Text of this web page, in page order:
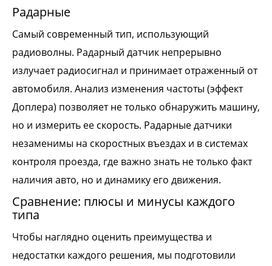
Радарные
Самый современный тип, использующий
радиоволны. Радарный датчик непрерывно
излучает радиосигнал и принимает отраженный от
автомобиля. Анализ изменения частоты (эффект
Доплера) позволяет не только обнаружить машину,
но и измерить ее скорость. Радарные датчики
незаменимы на скоростных въездах и в системах
контроля проезда, где важно знать не только факт
наличия авто, но и динамику его движения.
Сравнение: плюсы и минусы каждого
типа
Чтобы наглядно оценить преимущества и
недостатки каждого решения, мы подготовили